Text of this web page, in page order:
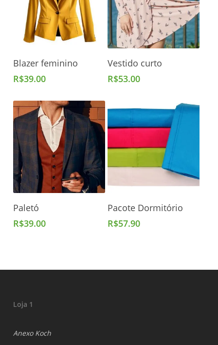
Adicionar Ao Carrinho
Blazer feminino
R$39.00
Adicionar Ao Carrinho
Vestido curto
R$53.00
Adicionar Ao Carrinho
Paletó
R$39.00
Adicionar Ao Carrinho
Pacote Dormitório
R$57.90
Loja 1
Anexo Koch